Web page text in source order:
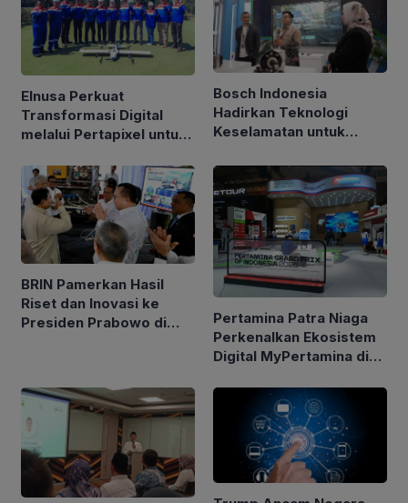
Elnusa Perkuat
Transformasi Digital
melalui Pertapixel untuk
Aset Berbasis Data
Bosch Indonesia
Hadirkan Teknologi
Keselamatan untuk
BRIN Pamerkan Hasil
Riset dan Inovasi ke
Presiden Prabowo di
Pertamina Patra Niaga
Perkenalkan Ekosistem
Digital MyPertamina di